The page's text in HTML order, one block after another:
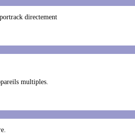
directement
multiples.